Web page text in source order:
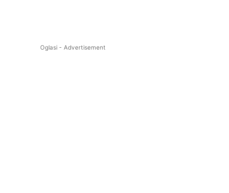
Oglasi - Advertisement